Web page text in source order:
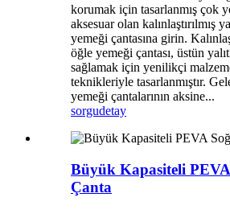
korumak için tasarlanmış çok
aksesuar olan kalınlaştırılmış
yemeği çantasına girin.
öğle yemeği çantası, üstün
sağlamak için yenilikçi
teknikleriyle tasarlanmıştır.
yemeği çantalarının aksine...
sorgudetay
Büyük Kapasiteli
Çanta